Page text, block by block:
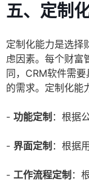
五、定制
定制化能力是选择
虑因素。每个财富
同，CRM软件需
的需求。定制化能
- 功能定制 ：根据
- 界面定制 ：根据
- 工作流程定制 ：